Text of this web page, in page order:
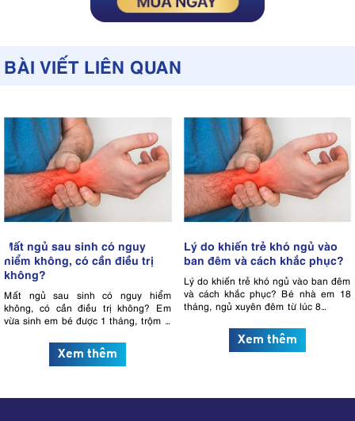
BÀI VIẾT LIÊN QUAN
Mất ngủ sau sinh có nguy
hiểm không, có cần điều trị
không?
Mất ngủ sau sinh có nguy hiểm
không, có cần điều trị không? Em
vừa sinh em bé được 1 tháng, trộm …
Xem thêm
Lý do khiến trẻ khó ngủ vào
ban đêm và cách khắc phục?
Lý do khiến trẻ khó ngủ vào ban đêm
và cách khắc phục? Bé nhà em 18
tháng, ngủ xuyên đêm từ lúc 8…
Xem thêm